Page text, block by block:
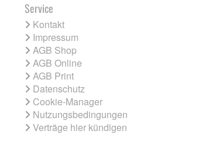
Service
Kontakt
Impressum
AGB Shop
AGB Online
AGB Print
Datenschutz
Cookie-Manager
Nutzungsbedingungen
Verträge hier kündigen